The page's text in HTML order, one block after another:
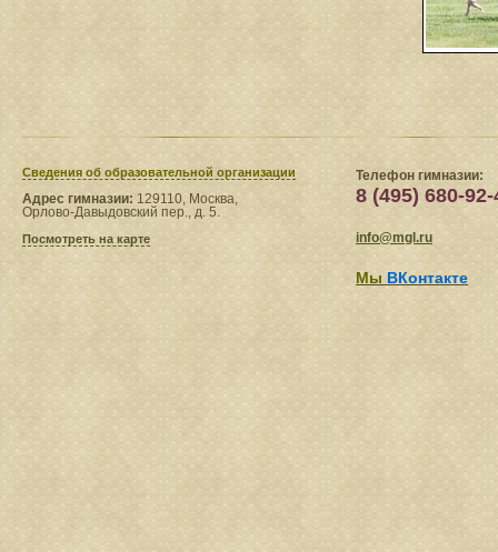
Сведения​ об образовательной организации
Адрес гимназии: 129110, Москва,
Орлово-Давыдовский пер., д. 5.
Посмотреть на карте
Телефон гимназии:
8 (495) 680-92-
info@mgl.ru
Мы ВКонтакте